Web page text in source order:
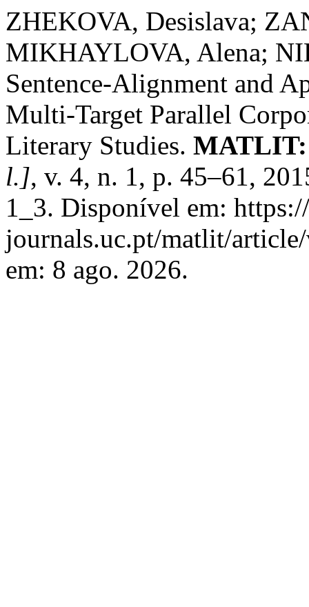
ZHEKOVA, Desislava;
MIKHAYLOVA, Alena;
Sentence-Alignment and
Multi-Target Parallel
Literary Studies. MATLIT:
l.], v. 4, n. 1, p. 45–61,
1_3. Disponível em:
journals.uc.pt/matlit/
em: 8 ago. 2026.